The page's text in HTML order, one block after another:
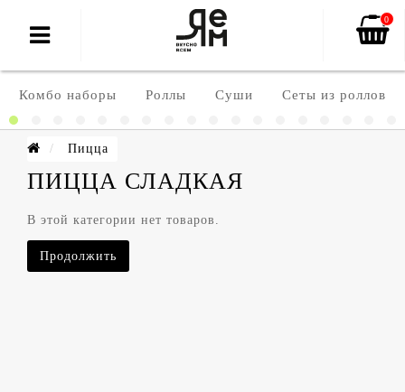
0
Комбо наборы Роллы Суши Сеты из роллов
Пицца
ПИЦЦА СЛАДКАЯ
В этой категории нет товаров.
Продолжить